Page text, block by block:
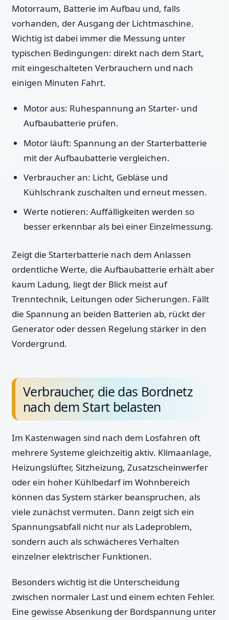
Motorraum, Batterie im Aufbau und, falls
vorhanden, der Ausgang der Lichtmaschine.
Wichtig ist dabei immer die Messung unter
typischen Bedingungen: direkt nach dem Start,
mit eingeschalteten Verbrauchern und nach
einigen Minuten Fahrt.
Motor aus: Ruhespannung an Starter- und
Aufbaubatterie prüfen.
Motor läuft: Spannung an der Starterbatterie
mit der Aufbaubatterie vergleichen.
Verbraucher an: Licht, Gebläse und
Kühlschrank zuschalten und erneut messen.
Werte notieren: Auffälligkeiten werden so
besser erkennbar als bei einer Einzelmessung.
Zeigt die Starterbatterie nach dem Anlassen
ordentliche Werte, die Aufbaubatterie erhält aber
kaum Ladung, liegt der Blick meist auf
Trenntechnik, Leitungen oder Sicherungen. Fällt
die Spannung an beiden Batterien ab, rückt der
Generator oder dessen Regelung stärker in den
Vordergrund.
Verbraucher, die das Bordnetz
nach dem Start belasten
Im Kastenwagen sind nach dem Losfahren oft
mehrere Systeme gleichzeitig aktiv. Klimaanlage,
Heizungslüfter, Sitzheizung, Zusatzscheinwerfer
oder ein hoher Kühlbedarf im Wohnbereich
können das System stärker beanspruchen, als
viele zunächst vermuten. Dann zeigt sich ein
Spannungsabfall nicht nur als Ladeproblem,
sondern auch als schwächeres Verhalten
einzelner elektrischer Funktionen.
Besonders wichtig ist die Unterscheidung
zwischen normaler Last und einem echten Fehler.
Eine gewisse Absenkung der Bordspannung unter